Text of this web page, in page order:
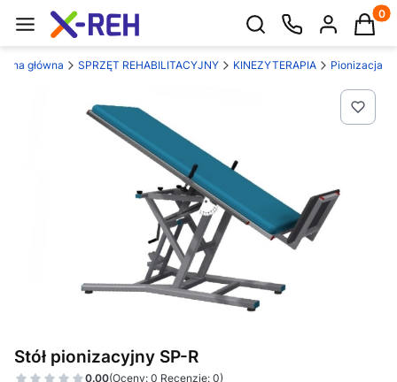
Otwórz wyszukiwarkę
główna SPRZĘT REHABILITACYJNY KINEZYTERAPIA Pionizacja
Stół pionizacyjny SP-R
0.00(Oceny: 0 Recenzje: 0)